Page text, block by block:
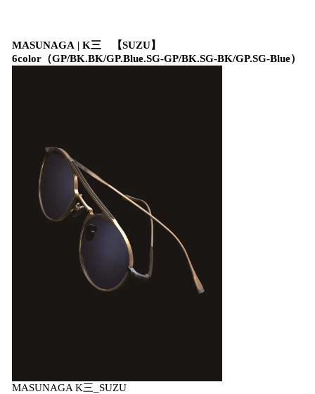
MASUNAGA | K三 【SUZU】
6color（GP/BK.BK/GP.Blue.SG-GP/BK.SG-BK/GP.SG-Blue）
MASUNAGA K三_SUZU